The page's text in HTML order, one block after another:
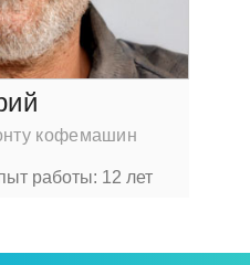
кофемашин
работы: 12 лет